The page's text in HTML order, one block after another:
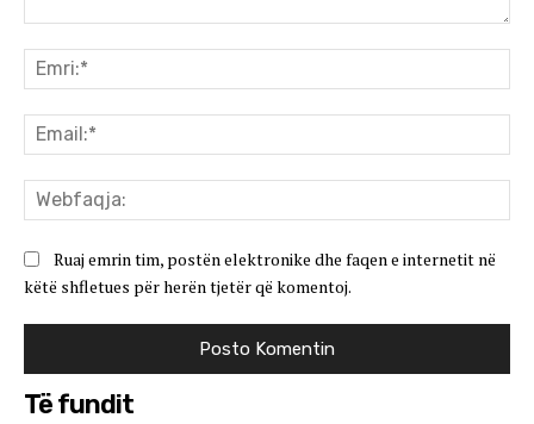
Ruaj emrin tim, postën elektronike dhe faqen e internetit në
këtë shfletues për herën tjetër që komentoj.
Të fundit